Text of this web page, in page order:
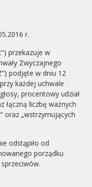
r.
przekazuje w
Zwyczajnego
podjęte w dniu 12
każdej uchwale
procentowy udział
łączną liczbę ważnych
oraz „wstrzymujących
odstąpiło od
porządku